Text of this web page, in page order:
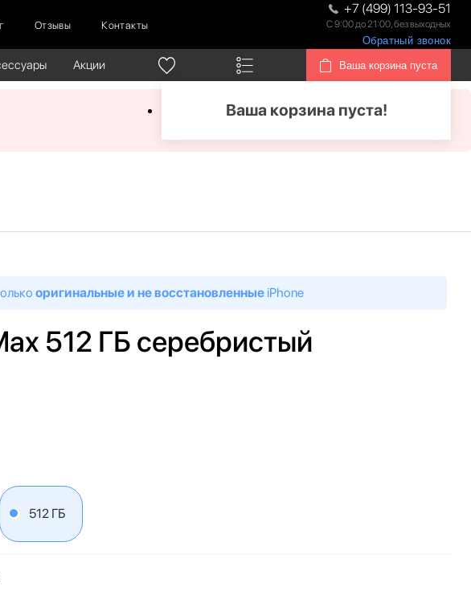
Отзывы Контакты
+7 (499) 113-93-51
С 9:00 до 21:00, без выходных
Обратный звонок
Акции Ваша корзина пуста
Ваша корзина пуста!
оригинальные и не восстановленныеiPhone
512 ГБ серебристый
512 ГБ